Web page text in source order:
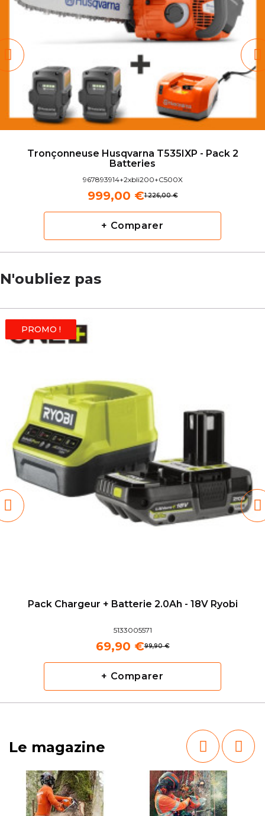
Tronçonneuse Husqvarna T535IXP - Pack 2
Batteries
967893914+2xbli200+C500X
1 226,00 €
999,00 €
+ Comparer
N'oubliez pas
PROMO !
Pack Chargeur + Batterie 2.0Ah - 18V Ryobi
5133005571
99,90 €
69,90 €
+ Comparer
Le magazine